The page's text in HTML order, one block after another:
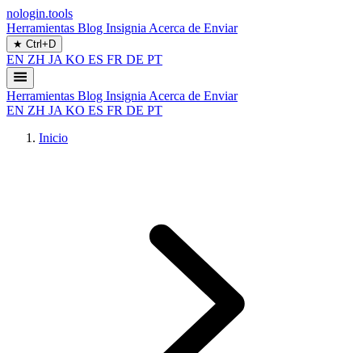
nologin.tools
Herramientas Blog Insignia Acerca de Enviar
★ Ctrl+D
EN ZH JA KO ES FR DE PT
Herramientas Blog Insignia Acerca de Enviar
EN ZH JA KO ES FR DE PT
Inicio